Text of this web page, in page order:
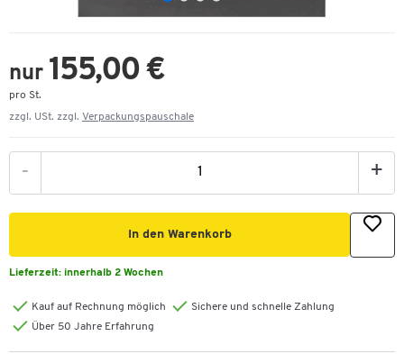
nur 155,00 €
pro St.
zzgl. USt. zzgl. Verpackungspauschale
- +
In den Warenkorb
Lieferzeit: innerhalb 2 Wochen
Kauf auf Rechnung möglich
Sichere und schnelle Zahlung
Über 50 Jahre Erfahrung